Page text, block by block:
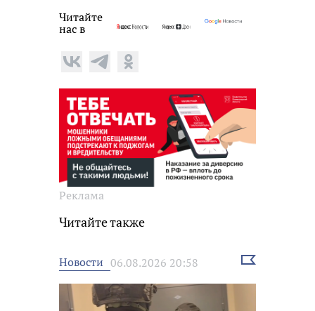
Читайте
нас в
Реклама
Читайте также
Новости 06.08.2026 20:58
Выбрать